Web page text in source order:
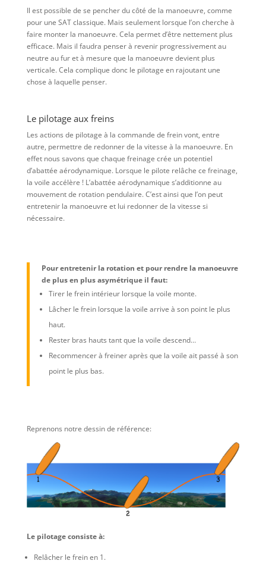
Il est possible de se pencher du côté de la manoeuvre, comme
pour une SAT classique. Mais seulement lorsque l’on cherche à
faire monter la manoeuvre. Cela permet d’être nettement plus
efficace. Mais il faudra penser à revenir progressivement au
neutre au fur et à mesure que la manoeuvre devient plus
verticale. Cela complique donc le pilotage en rajoutant une
chose à laquelle penser.
Le pilotage aux freins
Les actions de pilotage à la commande de frein vont, entre
autre, permettre de redonner de la vitesse à la manoeuvre. En
effet nous savons que chaque freinage crée un potentiel
d’abattée aérodynamique. Lorsque le pilote relâche ce freinage,
la voile accélère ! L’abattée aérodynamique s’additionne au
mouvement de rotation pendulaire. C’est ainsi que l’on peut
entretenir la manoeuvre et lui redonner de la vitesse si
nécessaire.
Pour entretenir la rotation et pour rendre la manoeuvre
de plus en plus asymétrique il faut:
Tirer le frein intérieur lorsque la voile monte.
Lâcher le frein lorsque la voile arrive à son point le plus
haut.
Rester bras hauts tant que la voile descend…
Recommencer à freiner après que la voile ait passé à son
point le plus bas.
Reprenons notre dessin de référence:
Le pilotage consiste à:
Relâcher le frein en 1.